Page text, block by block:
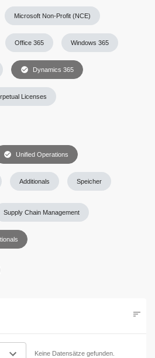
Microsoft Non-Profit (NCE)
Office 365 Windows 365
check_circle Dynamics 365
check_circle Unified Operations
Supply Chain Management
Additionals Speicher
Licenses
sort
Keine Datensätze gefunden.